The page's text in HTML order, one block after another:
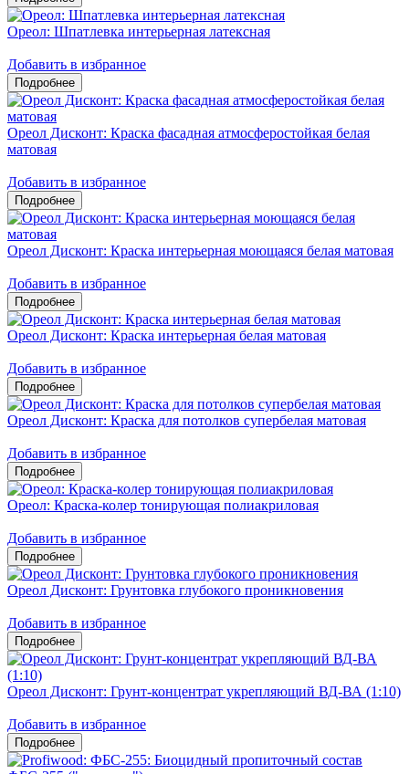
Ореол: Шпатлевка интерьерная латексная
Добавить в избранное
Ореол Дисконт: Краска фасадная атмосферостойкая белая
матовая
Добавить в избранное
Ореол Дисконт: Краска интерьерная моющаяся белая матовая
Добавить в избранное
Ореол Дисконт: Краска интерьерная белая матовая
Добавить в избранное
Ореол Дисконт: Краска для потолков супербелая матовая
Добавить в избранное
Ореол: Краска-колер тонирующая полиакриловая
Добавить в избранное
Ореол Дисконт: Грунтовка глубокого проникновения
Добавить в избранное
Ореол Дисконт: Грунт-концентрат укрепляющий ВД-ВА (1:10)
Добавить в избранное